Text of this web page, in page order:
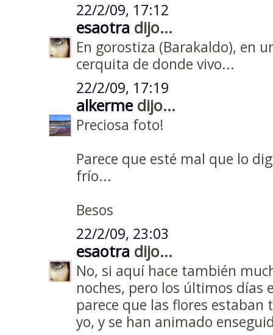
22/2/09, 17:12
esaotra dijo...
En gorostiza (Barakaldo), en
cerquita de donde vivo...
22/2/09, 17:19
alkermedijo...
Preciosa foto!
Parece que esté mal que lo
frío...
Besos
22/2/09, 23:03
esaotra dijo...
No, si aquí hace también
noches, pero los últimos días
parece que las flores estaban
yo, y se han animado